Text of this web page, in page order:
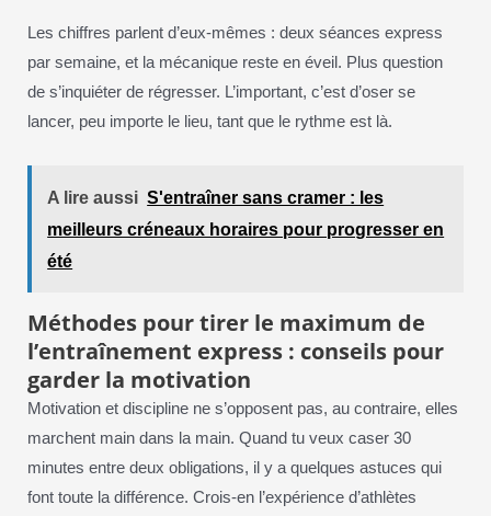
Les chiffres parlent d’eux-mêmes : deux séances express
par semaine, et la mécanique reste en éveil. Plus question
de s’inquiéter de régresser. L’important, c’est d’oser se
lancer, peu importe le lieu, tant que le rythme est là.
A lire aussi S'entraîner sans cramer : les
meilleurs créneaux horaires pour progresser en
été
Méthodes pour tirer le maximum de
l’entraînement express : conseils pour
garder la motivation
Motivation et discipline ne s’opposent pas, au contraire, elles
marchent main dans la main. Quand tu veux caser 30
minutes entre deux obligations, il y a quelques astuces qui
font toute la différence. Crois-en l’expérience d’athlètes